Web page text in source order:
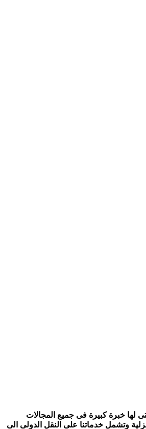
لها خبرة كبيرة فى جميع المجالات
وتشمل خدماتنا على النقل الدولى الى